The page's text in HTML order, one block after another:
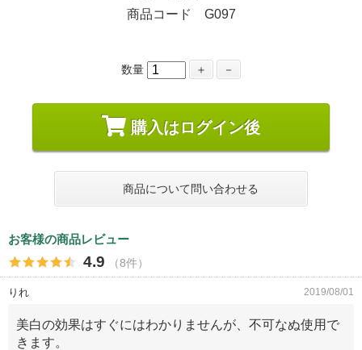
商品コード G097
数量 ＋ －
購入はログイン後
商品について問い合わせる
お客様の商品レビュー
4.9 （8件）
りれ 2019/08/01
美白の効果はすぐにはわかりませんが、不可なぬ使用で
きます。